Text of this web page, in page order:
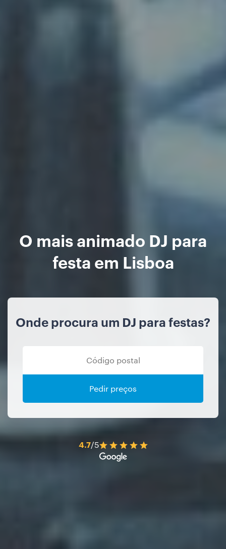
O mais animado DJ para
festa em Lisboa
Onde procura um DJ para festas?
Pedir preços
4.7/5